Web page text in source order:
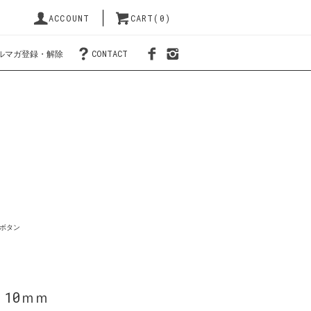
ACCOUNT CART(0)
マガ登録・解除 CONTACT
タン
ｍｍ